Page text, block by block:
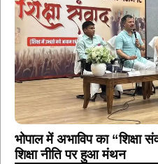
भोपाल में अभाविप का “शिक्षा
शिक्षा नीति पर हुआ मंथन